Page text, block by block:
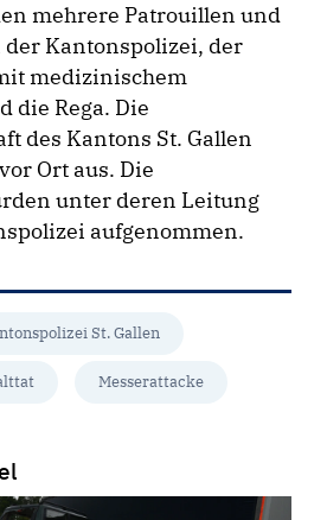
mehrere Patrouillen und
der Kantonspolizei, der
medizinischem
die Rega. Die
des Kantons St. Gallen
Ort aus. Die
unter deren Leitung
aufgenommen.
St. Gallen
Messerattacke